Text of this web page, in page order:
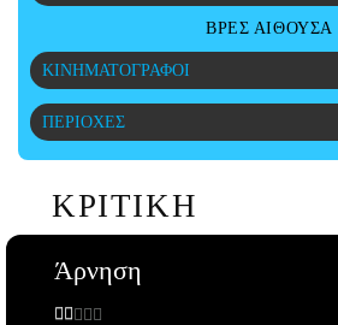
ΑΜΠΑ
PRINT
ΒΡΕΣ ΑΙΘΟΥΣΑ
ΚΙΝΗΜΑΤΟΓΡΑΦΟΙ
ΠΕΡΙΟΧΕΣ
ΚΡΙΤΙΚΗ
Άρνηση